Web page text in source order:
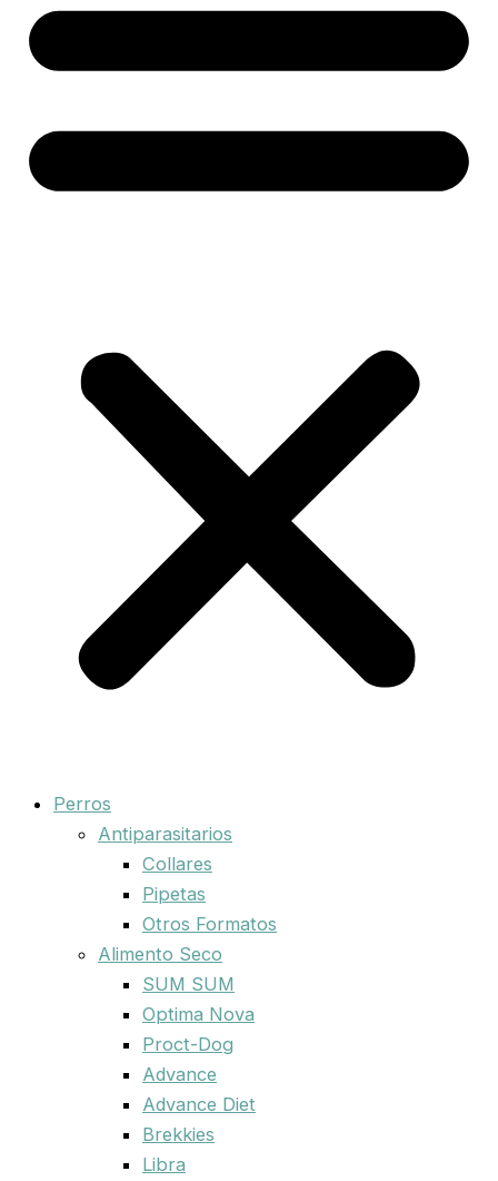
Perros
Antiparasitarios
Collares
Pipetas
Otros Formatos
Alimento Seco
SUM SUM
Optima Nova
Proct-Dog
Advance
Advance Diet
Brekkies
Libra